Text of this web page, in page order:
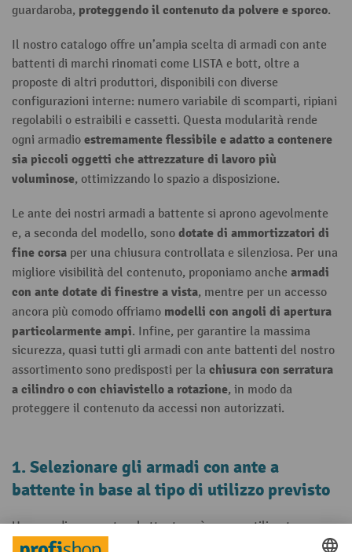
guardaroba, proteggendo il contenuto da polvere e sporco.
Il nostro catalogo offre un’ampia scelta di armadi con ante
battenti di marchi rinomati come LISTA e bott, oltre a
proposte di altri produttori, disponibili con diverse
configurazioni interne: numero variabile di scomparti, ripiani
regolabili o estraibili e cassetti. Questa modularità rende
ogni armadio estremamente flessibile e adatto a contenere
sia piccoli oggetti che attrezzature di lavoro più
voluminose, ottimizzando lo spazio a disposizione.
Le ante dei nostri armadi a battente si aprono agevolmente
e, a seconda del modello, sono dotate di ammortizzatori di
fine corsa per una chiusura controllata e silenziosa. Per una
migliore visibilità del contenuto, proponiamo anche armadi
con ante dotate di finestre a vista, mentre per un accesso
ancora più comodo offriamo modelli con angoli di apertura
particolarmente ampi. Infine, per garantire la massima
sicurezza, quasi tutti gli armadi con ante battenti del nostro
assortimento sono predisposti per la chiusura con serratura
a cilindro o con chiavistello a rotazione, in modo da
proteggere il contenuto da accessi non autorizzati.
1. Selezionare gli armadi con ante a
battente in base al tipo di utilizzo previsto
Un armadio con ante a battente può essere utilizzato per
l’officina, l’ufficio o anche per usi generici. Ciò che conta è